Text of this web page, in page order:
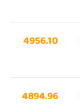
4956.10
4894.96